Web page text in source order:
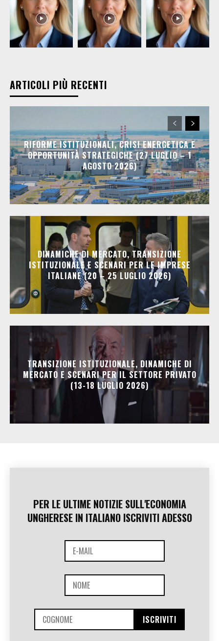
ARTICOLI PIÙ RECENTI
RIFORME ISTITUZIONALI, CRISI ENERGETICA E
OPPORTUNITÀ STRATEGICHE (27 LUGLIO – 1
AGOSTO 2026)
DINAMICHE DI MERCATO, TRANSIZIONE
ISTITUZIONALE E SCENARI PER LE IMPRESE
ITALIANE (20 – 25 LUGLIO 2026)
TRANSIZIONE ISTITUZIONALE, DINAMICHE DI
MERCATO E SCENARI PER IL SETTORE PRIVATO
(13-18 LUGLIO 2026)
PER LE ULTIME NOTIZIE SULL'ECONOMIA
UNGHERESE IN ITALIANO ISCRIVITI ADESSO